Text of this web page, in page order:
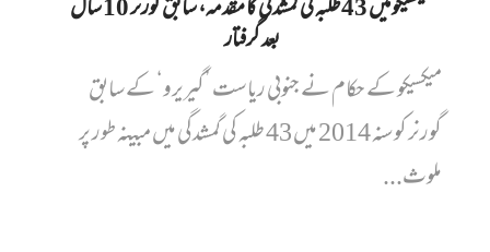
میکسیکو میں 43 طلبہ کی گمشدگی کا مقدمہ، سابق گورنر 10 سال
بعد گرفتار
میکسیکو کے حکام نے جنوبی ریاست ’گیریرو‘ کے سابق
گورنر کو سنہ 2014 میں 43 طلبہ کی گمشدگی میں مبینہ طور پر
ملوث...